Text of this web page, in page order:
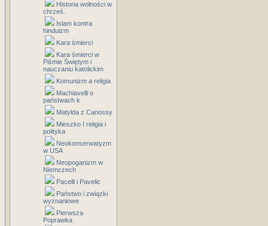
Historia wolności w
chrześ.
Islam kontra
hinduizm
Kara śmierci
Kara śmierci w
Piśmie Świętym i
nauczaniu katolickim
Komunizm a religia
Machiavelli o
państwach k
Matylda z Canossy
Mieszko I religia i
polityka
Neokonserwatyzm
w USA
Neopoganizm w
Niemczech
Pacelli i Pavelic
Państwo i związki
wyznaniowe
Pierwsza
Poprawka